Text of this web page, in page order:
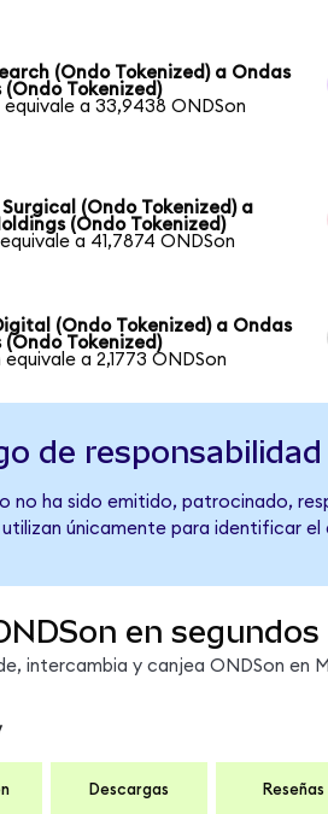
(Ondo Tokenized) a Ondas
(Ondo Tokenized)
equivale a 33,9438 ONDSon
(Ondo Tokenized) a
(Ondo Tokenized)
equivale a 41,7874 ONDSon
(Ondo Tokenized) a Ondas
(Ondo Tokenized)
equivale a 2,1773 ONDSon
de responsabilidad
no ha sido emitido, patrocinado,
únicamente para identificar
en segundos
intercambia y canjea ONDSon en
Descargas Reseñas